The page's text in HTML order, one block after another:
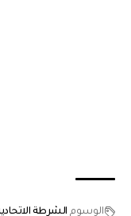
الوسوم الشرطة